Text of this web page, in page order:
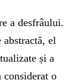
a desfrâului.
el
și a
o